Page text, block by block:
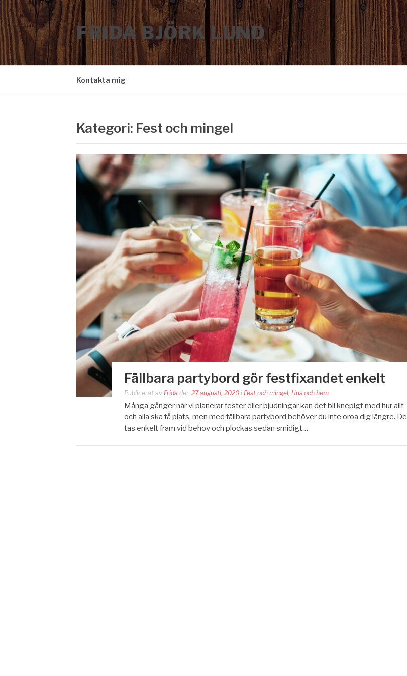
Hoppa
till
innehåll
FRIDA BJÖRK LUND
Kontakta mig
Kategori: Fest och mingel
Fällbara partybord gör festfixandet enkelt
Publicerat av Frida den 27 augusti, 2020 i Fest och mingel, Hus och hem
Många gånger när vi planerar fester eller bjudningar kan det bli knepigt med hur allt
och alla ska få plats, men med fällbara partybord behöver du inte oroa dig längre. De
tas enkelt fram vid behov och plockas sedan smidigt…